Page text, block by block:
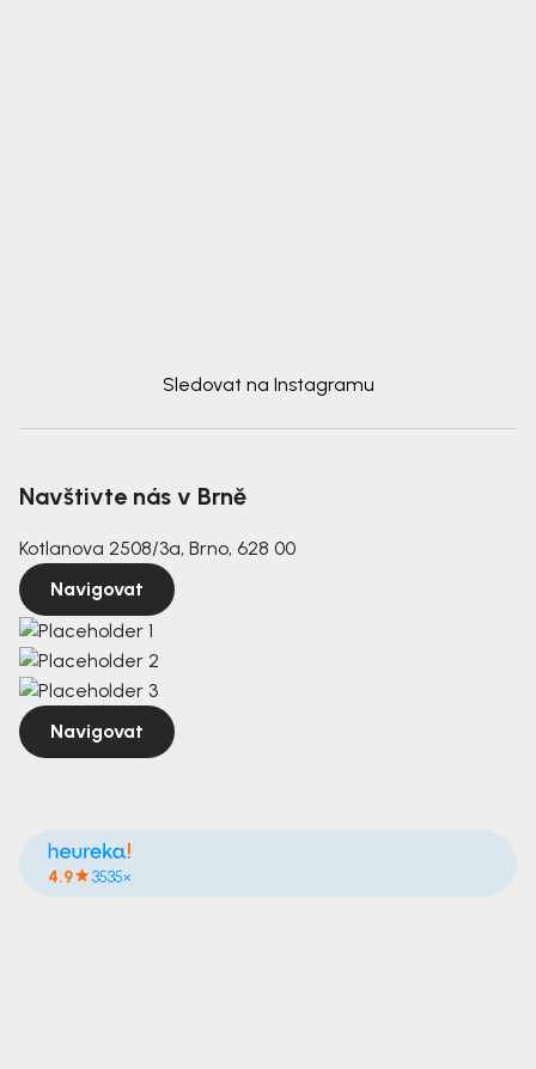
Sledovat na Instagramu
Navštivte nás v Brně
Kotlanova 2508/3a, Brno, 628 00
Navigovat
Navigovat
4.9 3535×